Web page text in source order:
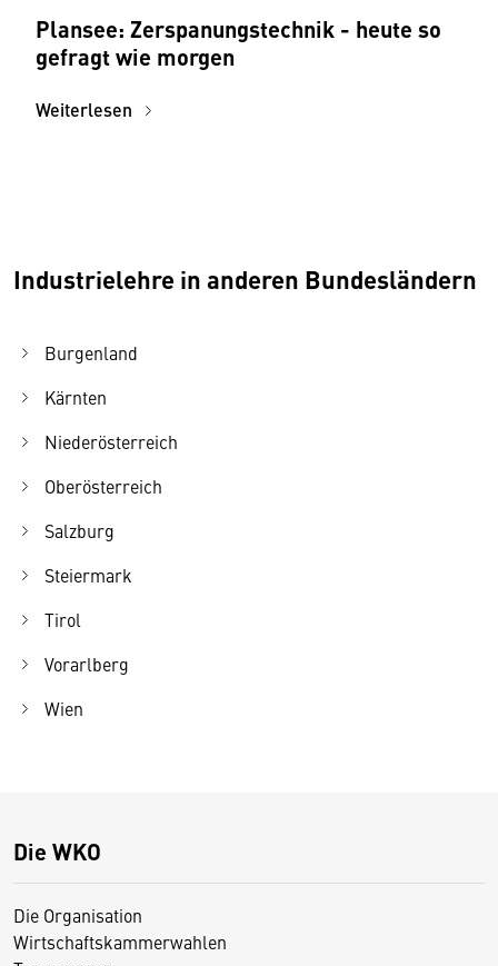
Plansee: Zerspanungstechnik - heute so
gefragt wie morgen
Weiterlesen
Industrielehre in anderen Bundesländern
Burgenland
Kärnten
Niederösterreich
Oberösterreich
Salzburg
Steiermark
Tirol
Vorarlberg
Wien
Die WKO
Die Organisation
Wirtschaftskammerwahlen